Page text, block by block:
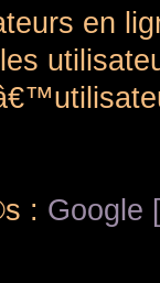
en
: Google